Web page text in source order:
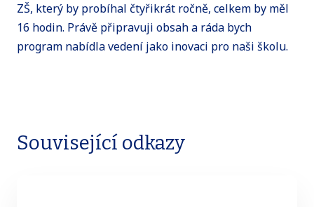
ZŠ, který by probíhal čtyřikrát ročně, celkem by měl
16 hodin. Právě připravuji obsah a ráda bych
program nabídla vedení jako inovaci pro naši školu.
Související odkazy